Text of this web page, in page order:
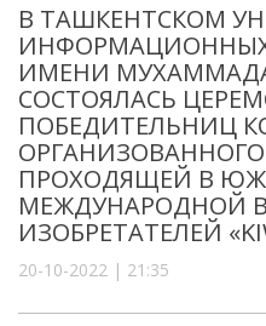
В ТАШКЕНТСКОМ
ИМЕНИ
СОСТОЯЛАСЬ
ПОБЕДИТЕЛЬНИЦ
ПРОХОДЯЩЕЙ В
МЕЖДУНАРОДНОЙ
ИЗОБРЕТАТЕЛЕЙ
20-10-2022 | 21:35